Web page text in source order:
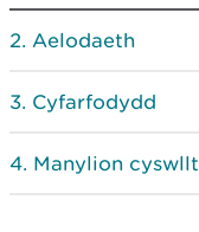
Aelodaeth
Cyfarfodydd
Manylion cyswllt